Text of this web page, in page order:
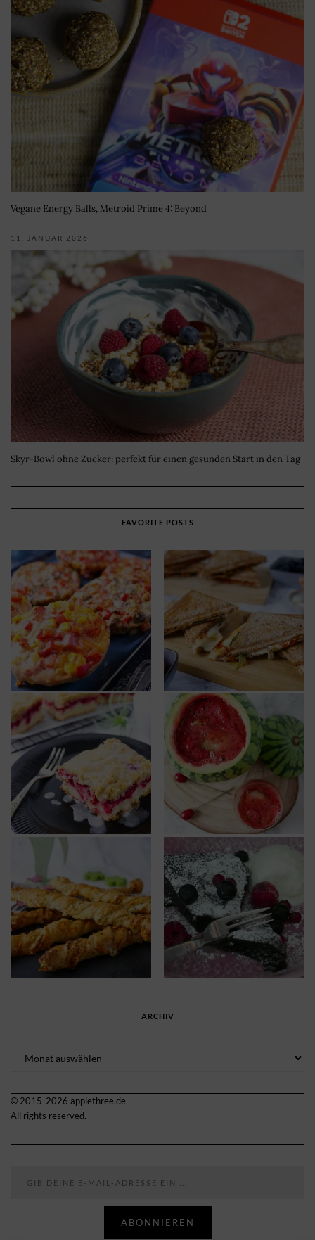
Vegane Energy Balls, Metroid Prime 4: Beyond
11. JANUAR 2026
Skyr-Bowl ohne Zucker: perfekt für einen gesunden Start in den Tag
FAVORITE POSTS
ARCHIV
© 2015-2026 applethree.de
All rights reserved.
ABONNIEREN